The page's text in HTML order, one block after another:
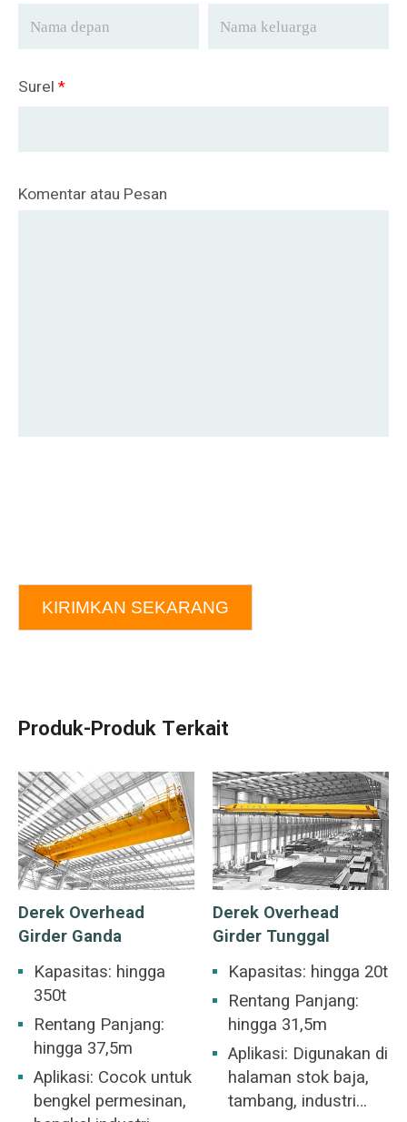
Surel *
Komentar atau Pesan
KIRIMKAN SEKARANG
Produk-Produk Terkait
Derek Overhead
Girder Ganda
Kapasitas: hingga
350t
Rentang Panjang:
hingga 37,5m
Aplikasi: Cocok untuk
bengkel permesinan,
Derek Overhead
Girder Tunggal
Kapasitas: hingga 20t
Rentang Panjang:
hingga 31,5m
Aplikasi: Digunakan di
halaman stok baja,
tambang, industri